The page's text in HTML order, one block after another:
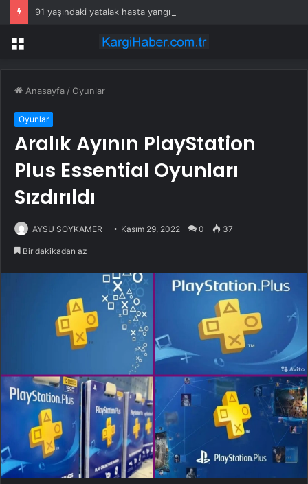
91 yaşındaki yatalak hasta yangında hayatını kaybetti
Menü
Anasayfa / Oyunlar
Oyunlar
Aralık Ayının PlayStation
Plus Essential Oyunları
Sızdırıldı
AYSU SOYKAMER Kasım 29, 2022 0 37
Bir dakikadan az